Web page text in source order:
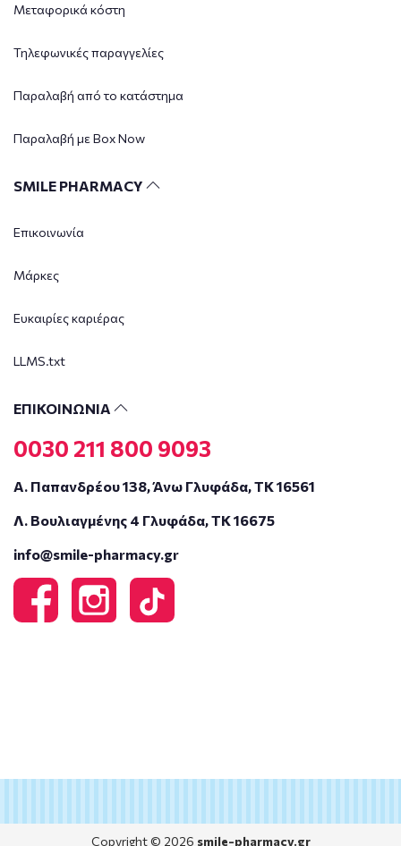
Μεταφορικά κόστη
Τηλεφωνικές παραγγελίες
Παραλαβή από το κατάστημα
Παραλαβή με Box Now
SMILE PHARMACY
Επικοινωνία
Μάρκες
Ευκαιρίες καριέρας
LLMS.txt
ΕΠΙΚΟΙΝΩΝΙΑ
0030 211 800 9093
Α. Παπανδρέου 138, Άνω Γλυφάδα, ΤΚ 16561
Λ. Βουλιαγμένης 4 Γλυφάδα, ΤΚ 16675
info@smile-pharmacy.gr
Copyright © 2026 smile-pharmacy.gr